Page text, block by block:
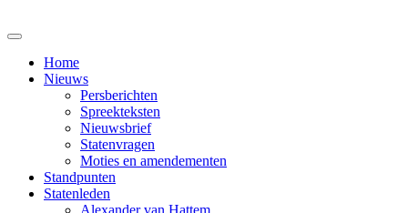
Home
Nieuws
Persberichten
Spreekteksten
Nieuwsbrief
Statenvragen
Moties en amendementen
Standpunten
Statenleden
Alexander van Hattem